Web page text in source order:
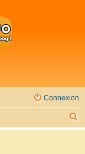
Connexion
e